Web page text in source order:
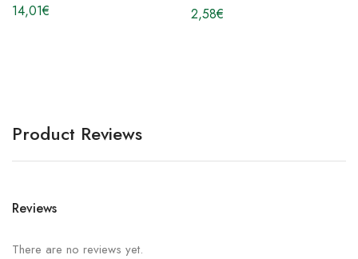
14,01€
2,58€
Product Reviews
Reviews
There are no reviews yet.